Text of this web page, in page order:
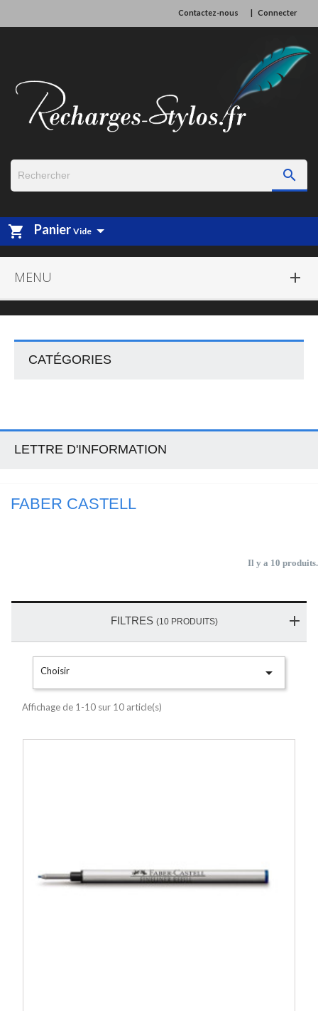
Contactez-nous Connecter

shopping_cart Panier Vide
MENU 
CATÉGORIES
LETTRE D'INFORMATION
FABER CASTELL
Il y a 10 produits.
FILTRES (10 PRODUITS)
Choisir 
Affichage de 1-10 sur 10 article(s)